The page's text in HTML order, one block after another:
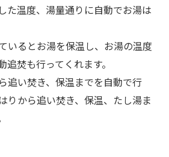
た温度、湯量通りに自動でお湯は
いるとお湯を保温し、お湯の温度
焚も行ってくれます。
追い焚き、保温までを自動で行
りから追い焚き、保温、たし湯ま